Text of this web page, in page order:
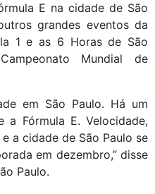
E na cidade de São
grandes eventos da
1 e as 6 Horas de São
Mundial de
em São Paulo. Há um
Fórmula E. Velocidade,
a cidade de São Paulo se
em dezembro,” disse
Paulo.